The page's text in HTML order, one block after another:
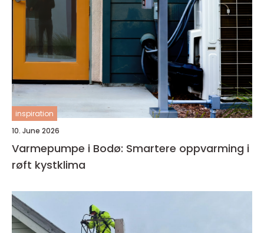
inspiration
10. June 2026
Varmepumpe i Bodø: Smartere oppvarming i
røft kystklima